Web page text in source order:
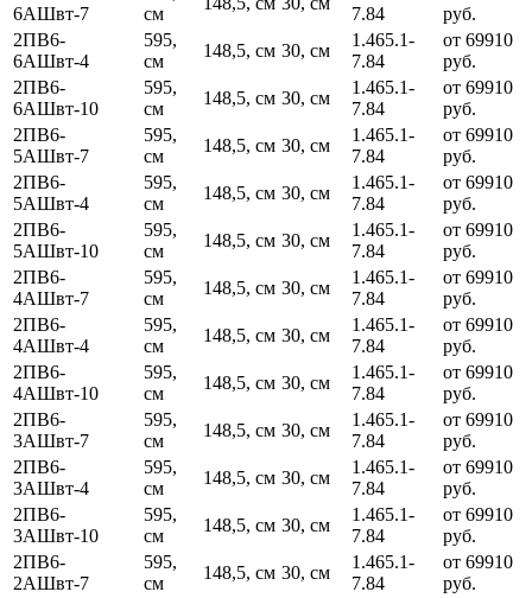
6АШвт-7
см
7.84
руб.
2ПВ6-
6АШвт-4
595,
см
148,5, см 30, см
1.465.1-
7.84
от 69910
руб.
2ПВ6-
6АШвт-10
595,
см
148,5, см 30, см
1.465.1-
7.84
от 69910
руб.
2ПВ6-
5АШвт-7
595,
см
148,5, см 30, см
1.465.1-
7.84
от 69910
руб.
2ПВ6-
5АШвт-4
595,
см
148,5, см 30, см
1.465.1-
7.84
от 69910
руб.
2ПВ6-
5АШвт-10
595,
см
148,5, см 30, см
1.465.1-
7.84
от 69910
руб.
2ПВ6-
4АШвт-7
595,
см
148,5, см 30, см
1.465.1-
7.84
от 69910
руб.
2ПВ6-
4АШвт-4
595,
см
148,5, см 30, см
1.465.1-
7.84
от 69910
руб.
2ПВ6-
4АШвт-10
595,
см
148,5, см 30, см
1.465.1-
7.84
от 69910
руб.
2ПВ6-
3АШвт-7
595,
см
148,5, см 30, см
1.465.1-
7.84
от 69910
руб.
2ПВ6-
3АШвт-4
595,
см
148,5, см 30, см
1.465.1-
7.84
от 69910
руб.
2ПВ6-
3АШвт-10
595,
см
148,5, см 30, см
1.465.1-
7.84
от 69910
руб.
2ПВ6-
2АШвт-7
595,
см
148,5, см 30, см
1.465.1-
7.84
от 69910
руб.